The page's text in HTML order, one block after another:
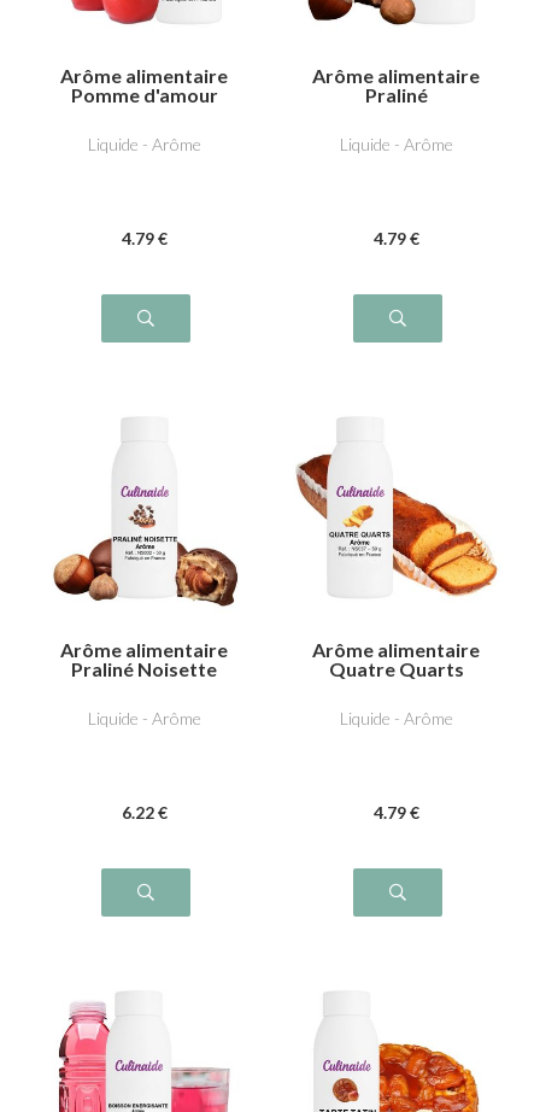
Arôme alimentaire
Pomme d'amour
Liquide - Arôme
4.79 €
Arôme alimentaire
Praliné
Liquide - Arôme
4.79 €
Arôme alimentaire
Praliné Noisette
Liquide - Arôme
6.22 €
Arôme alimentaire
Quatre Quarts
Liquide - Arôme
4.79 €